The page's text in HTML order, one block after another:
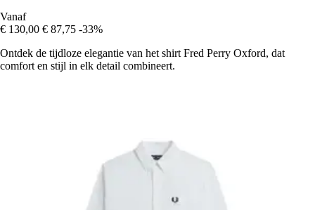
Vanaf
€ 130,00 € 87,75 -33%
Ontdek de tijdloze elegantie van het shirt Fred Perry Oxford, dat
comfort en stijl in elk detail combineert.